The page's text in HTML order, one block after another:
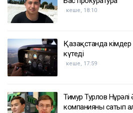
кеше, 18:10
Қазақстанда
күтеді
кеше, 17:59
Тимур Турлов Нұрәлі
компанияны сатып